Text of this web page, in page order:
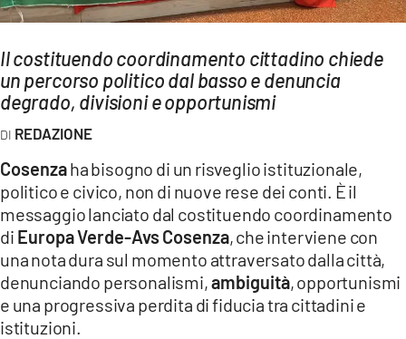
LAC ONAIR
LaC
Network
LACONAIR.IT
LACITYMAG.IT
ILREGGINO.IT
COSENZACHANNEL.IT
ILVIBONESE.IT
Il costituendo coordinamento cittadino chiede
un percorso politico dal basso e denuncia
degrado, divisioni e opportunismi
REDAZIONE
Cosenzaha bisogno di un risveglio istituzionale,
politico e civico, non di nuove rese dei conti. È il
messaggio lanciato dal costituendo coordinamento
di Europa Verde-Avs Cosenza, che interviene con
una nota dura sul momento attraversato dalla città,
denunciando personalismi,ambiguità, opportunismi
e una progressiva perdita di fiducia tra cittadini e
istituzioni.